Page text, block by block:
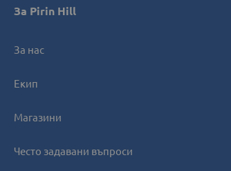
За Pirin Hill
За нас
Екип
Магазини
Често задавани въпроси